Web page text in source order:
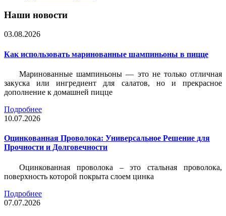
Наши новости
03.08.2026
Как использовать маринованные шампиньоны в пицце
Маринованные шампиньоны — это не только отличная
закуска или ингредиент для салатов, но и прекрасное
дополнение к домашней пицце
Подробнее
10.07.2026
Оцинкованная Проволока: Универсальное Решение для
Прочности и Долговечности
Оцинкованная проволока – это стальная проволока,
поверхность которой покрыта слоем цинка
Подробнее
07.07.2026